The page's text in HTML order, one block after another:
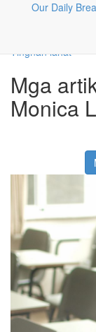
Our Daily
Ang
Tingnan lahat
Mga
Monica